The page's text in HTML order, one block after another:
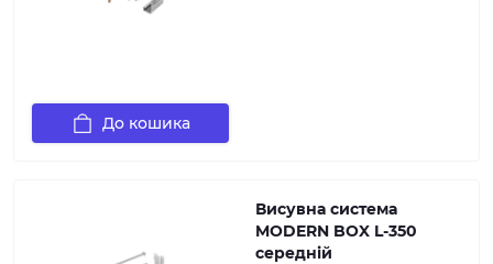
До кошика
Висувна система
MODERN BOX L-350
середній